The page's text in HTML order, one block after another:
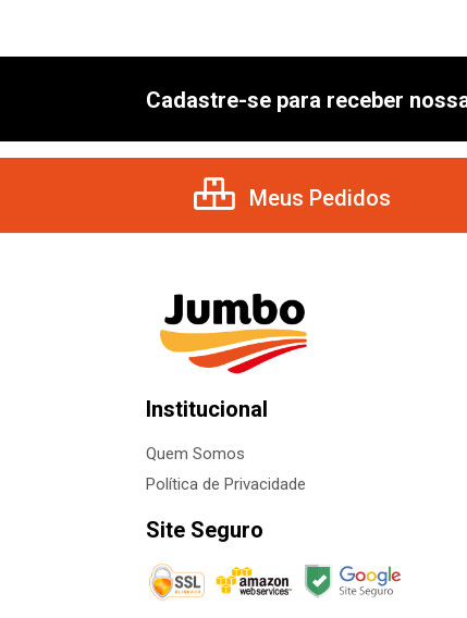
Cadastre-se para receber
Meus Pedidos
Institucional
Quem Somos
Política de Privacidade
Site Seguro